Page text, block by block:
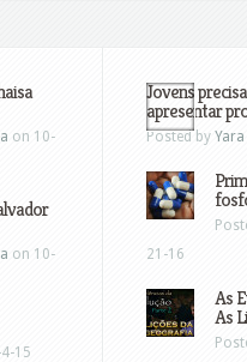
on 10-
on 10-
15
Jovens
apresentar
Posted by
21-16
As
As